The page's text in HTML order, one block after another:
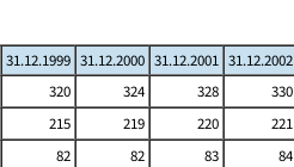
31.12.1999 31.12.2000 31.12.2001 31.12.2002
320 324 328 330
215 219 220 221
82 82 83 84